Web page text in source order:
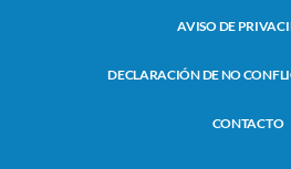
AVISO DE
DECLARACIÓN DE NO
CONTACTO